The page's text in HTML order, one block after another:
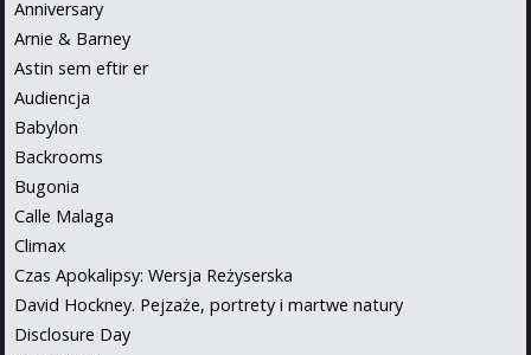
Anniversary
Arnie & Barney
Astin sem eftir er
Audiencja
Babylon
Backrooms
Bugonia
Calle Malaga
Climax
Czas Apokalipsy: Wersja Reżyserska
David Hockney. Pejzaże, portrety i martwe natury
Disclosure Day